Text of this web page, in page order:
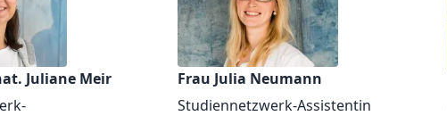
Juliane Meir
Frau Julia Neumann
Studiennetzwerk-Assistentin